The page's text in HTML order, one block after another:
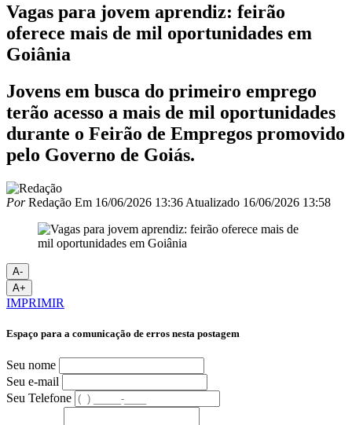
Vagas para jovem aprendiz: feirão
oferece mais de mil oportunidades em
Goiânia
Jovens em busca do primeiro emprego
terão acesso a mais de mil oportunidades
durante o Feirão de Empregos promovido
pelo Governo de Goiás.
PorRedação Em 16/06/2026 13:36 Atualizado 16/06/2026 13:58
A-
A+
IMPRIMIR
Espaço para a comunicação de erros nesta postagem
Seu nome
Seu e-mail
Seu Telefone